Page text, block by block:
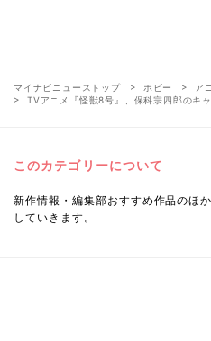
マイナビニューストップ ホビー
ア
TVアニメ『怪獣8号』、保科宗四郎のキ
このカテゴリーについて
新作情報・編集部おすすめ作品のほ
していきます。